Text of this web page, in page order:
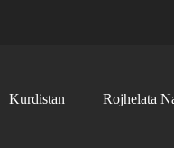
Kurdistan Rojhelata